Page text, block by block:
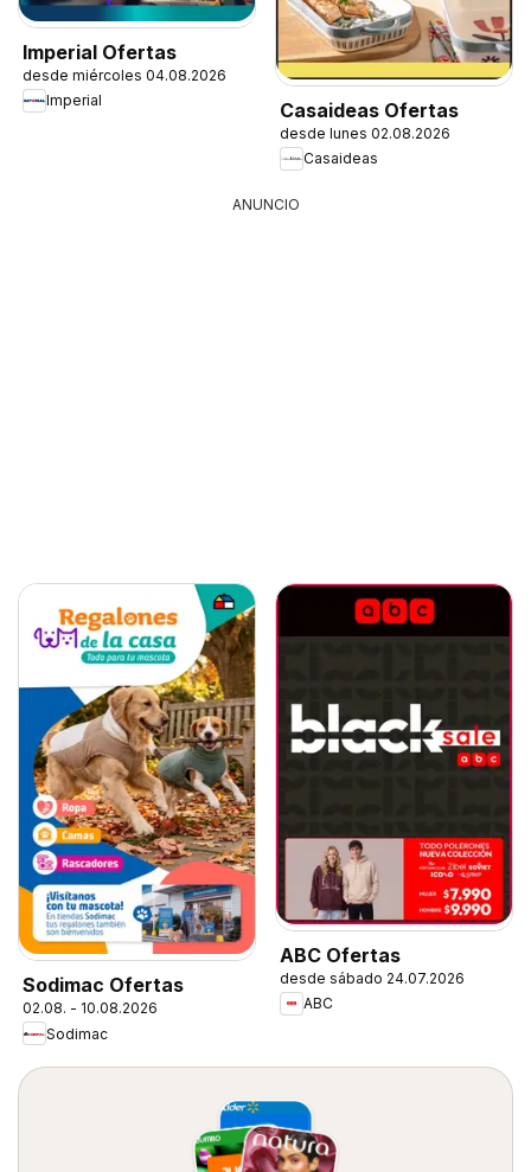
Imperial Ofertas
desde miércoles 04.08.2026
Imperial
Casaideas Ofertas
desde lunes 02.08.2026
Casaideas
ANUNCIO
Sodimac Ofertas
02.08. - 10.08.2026
Sodimac
ABC Ofertas
desde sábado 24.07.2026
ABC